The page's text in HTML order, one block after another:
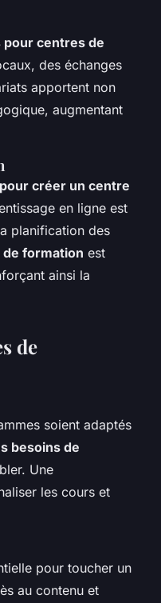
pour centres de
des échanges
apportent non
augmentant
créer un centre
en ligne est
planification des
formation est
ainsi la
de
soient adaptés
besoins de
Une
les cours et
pour toucher un
au contenu et